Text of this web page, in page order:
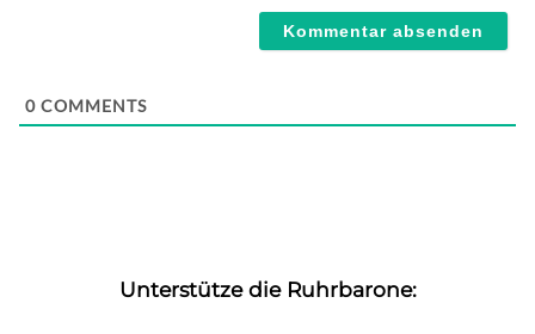
0 COMMENTS
Unterstütze die Ruhrbarone: